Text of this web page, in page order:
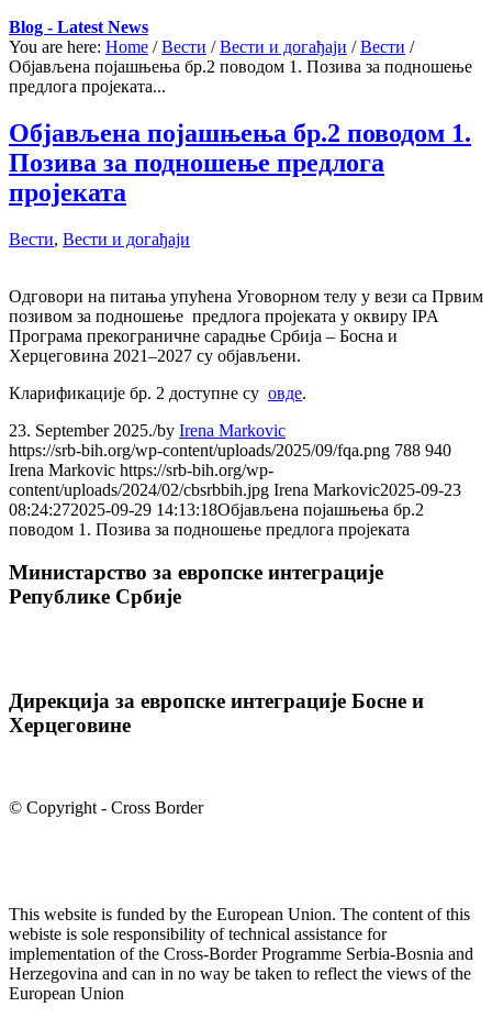
Blog - Latest News
You are here: Home / Вести / Вести и догађаји / Вести /
Објављена појашњења бр.2 поводом 1. Позива за подношење
предлога пројеката...
Објављена појашњења бр.2 поводом 1.
Позива за подношење предлога
пројеката
Вести, Вести и догађаји
Одговори на питања упућена Уговорном телу у вези са Првим
позивом за подношење предлога пројеката у оквиру IPA
Програма прекограничне сарадње Србија – Босна и
Херцеговина 2021–2027 су објављени.
Кларификације бр. 2 доступне су овде.
23. September 2025./by Irena Markovic
https://srb-bih.org/wp-content/uploads/2025/09/fqa.png 788 940
Irena Markovic https://srb-bih.org/wp-
content/uploads/2024/02/cbsrbbih.jpg Irena Markovic2025-09-23
08:24:272025-09-29 14:13:18Објављена појашњења бр.2
поводом 1. Позива за подношење предлога пројеката
Министарство за европске интеграције
Републике Србије
Дирекција за европске интеграције Босне и
Херцеговине
© Copyright - Cross Border
This website is funded by the European Union. The content of this
webiste is sole responsibility of technical assistance for
implementation of the Cross-Border Programme Serbia-Bosnia and
Herzegovina and can in no way be taken to reflect the views of the
European Union